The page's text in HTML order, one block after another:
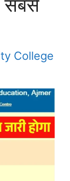
सबसे
College